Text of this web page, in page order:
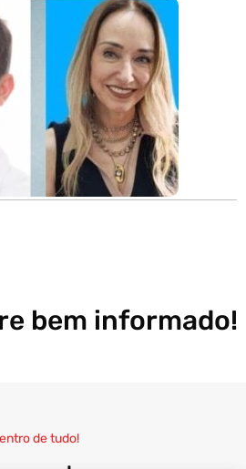
bem informado!
de tudo!